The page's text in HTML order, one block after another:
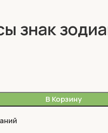
знак
В Корзину